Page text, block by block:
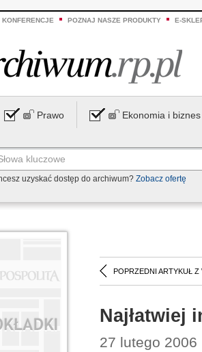
POZNAJ NASZE PRODUKTY E-
Prawo Ekonomia i biznes
uzyskać dostęp do archiwum? Zobacz ofertę
POPRZEDNI ARTYKUŁ Z
Najłatwiej
27 lutego